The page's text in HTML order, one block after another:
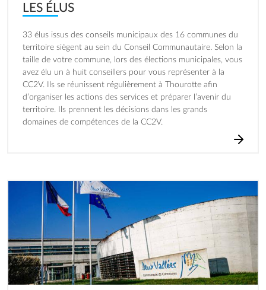
LES ÉLUS
33 élus issus des conseils municipaux des 16 communes du
territoire siègent au sein du Conseil Communautaire. Selon la
taille de votre commune, lors des élections municipales, vous
avez élu un à huit conseillers pour vous représenter à la
CC2V. Ils se réunissent régulièrement à Thourotte afin
d’organiser les actions des services et préparer l’avenir du
territoire. Ils prennent les décisions dans les grands
domaines de compétences de la CC2V.